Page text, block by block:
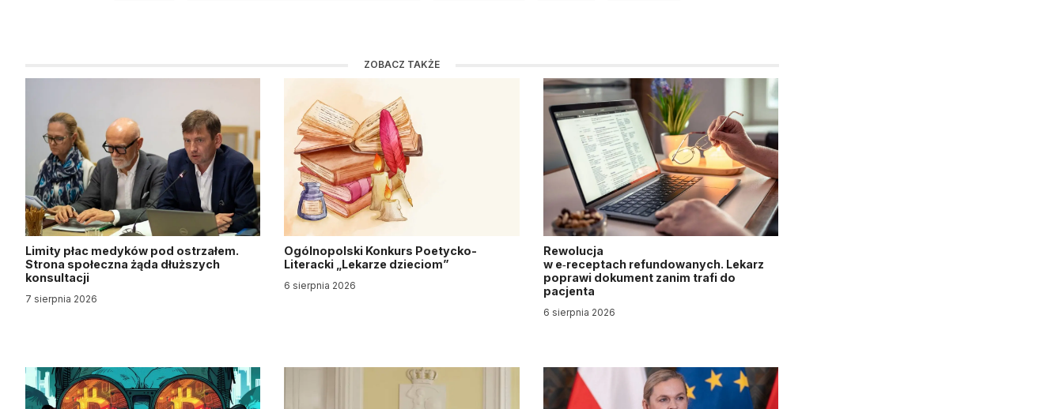
ZOBACZ TAKŻE
Limity płac medyków pod ostrzałem.
Strona społeczna żąda dłuższych
konsultacji
7 sierpnia 2026
Ogólnopolski Konkurs Poetycko-
Literacki „Lekarze dzieciom”
6 sierpnia 2026
Rewolucja
w e‑receptach refundowanych. Lekarz
poprawi dokument zanim trafi do
pacjenta
6 sierpnia 2026